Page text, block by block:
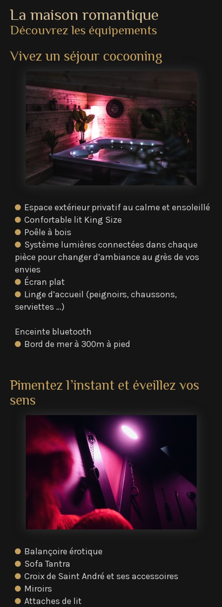
La maison romantique
Découvrez les équipements
Vivez un séjour cocooning
Espace extérieur privatif au calme et ensoleillé
Confortable lit King Size
Poêle à bois
Système lumières connectées dans chaque
pièce pour changer d’ambiance au grès de vos
envies
Écran plat
Linge d’accueil (peignoirs, chaussons,
serviettes …)
Enceinte bluetooth
Bord de mer à 300m à pied
Pimentez l’instant et éveillez vos
sens
Balançoire érotique
Sofa Tantra
Croix de Saint André et ses accessoires
Miroirs
Attaches de lit